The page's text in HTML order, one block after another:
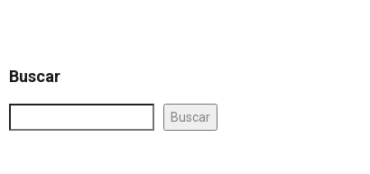
Buscar
Buscar